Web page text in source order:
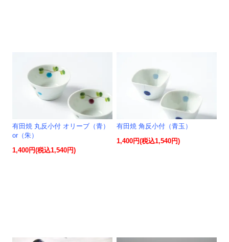
有田焼 丸反小付 オリーブ（青）
or（朱）
1,400円(税込1,540円)
有田焼 角反小付（青玉）
1,400円(税込1,540円)